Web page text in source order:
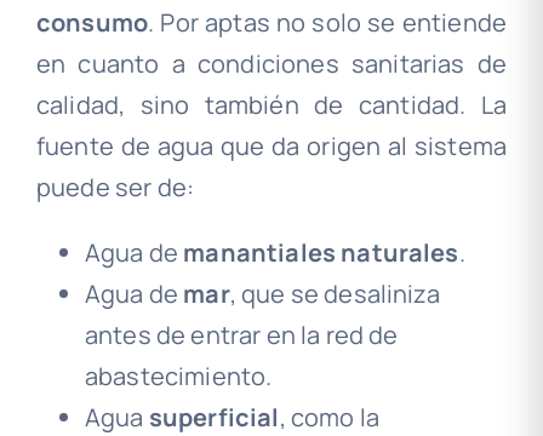
consumo. Por aptas no solo se entiende
en cuanto a condiciones sanitarias de
calidad, sino también de cantidad. La
fuente de agua que da origen al sistema
puede ser de:
Agua de manantiales naturales.
Agua de mar, que se desaliniza
antes de entrar en la red de
abastecimiento.
Agua superficial, como la